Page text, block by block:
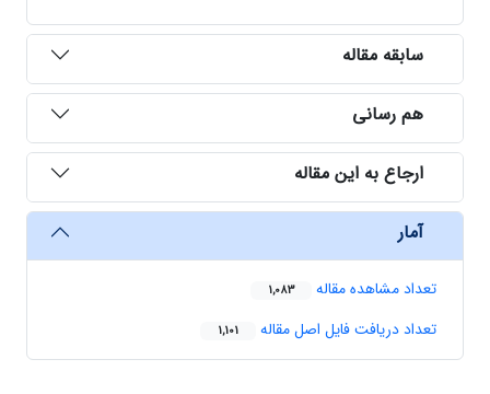
سابقه مقاله
هم رسانی
ارجاع به این مقاله
آمار
تعداد مشاهده مقاله 1,083
تعداد دریافت فایل اصل مقاله 1,101